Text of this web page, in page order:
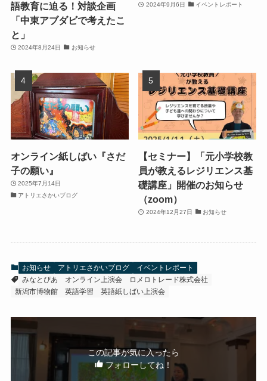
語教育に迫る！対談企画
「中東アブダビで考えたこ
と」
2024年8月24日 お知らせ
2024年9月6日 イベントレポート
オンライン紙しばい『さだ
子の願い』
2025年7月14日
アトリエさかいブログ
【セミナー】「元小学校教
員が教えるレジリエンス基
礎講座」開催のお知らせ
（zoom）
2024年12月27日 お知らせ
お知らせ アトリエさかいブログ
イベントレポート
みなとぴあ
オンライン上演会
ロメロトレード株式会社
新潟市博物館
英語学習 英語紙しばい上演会
この記事が気に入ったら
フォローしてね！